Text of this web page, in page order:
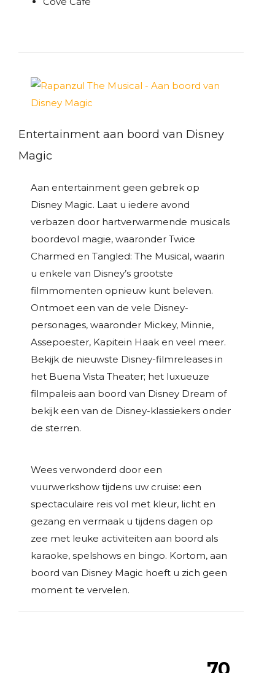
Entertainment aan boord van Disney
Magic
Aan entertainment geen gebrek op
Disney Magic. Laat u iedere avond
verbazen door hartverwarmende musicals
boordevol magie, waaronder Twice
Charmed en Tangled: The Musical, waarin
u enkele van Disney’s grootste
filmmomenten opnieuw kunt beleven.
Ontmoet een van de vele Disney-
personages, waaronder Mickey, Minnie,
Assepoester, Kapitein Haak en veel meer.
Bekijk de nieuwste Disney-filmreleases in
het Buena Vista Theater; het luxueuze
filmpaleis aan boord van Disney Dream of
bekijk een van de Disney-klassiekers onder
de sterren.
Wees verwonderd door een
vuurwerkshow tijdens uw cruise: een
spectaculaire reis vol met kleur, licht en
gezang en vermaak u tijdens dagen op
zee met leuke activiteiten aan boord als
karaoke, spelshows en bingo. Kortom, aan
boord van Disney Magic hoeft u zich geen
moment te vervelen.